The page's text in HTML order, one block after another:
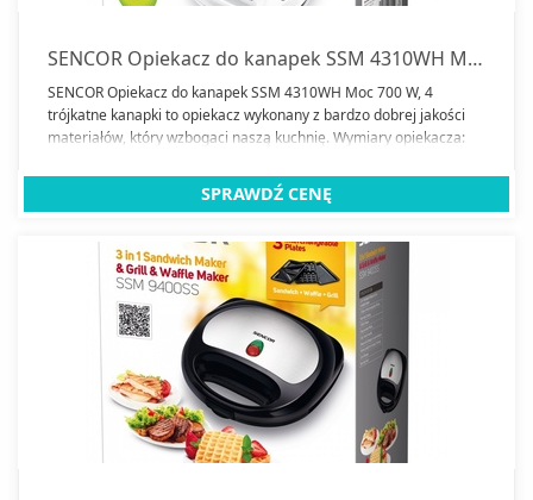
SENCOR Opiekacz do kanapek SSM 4310WH Moc 700 W, 4 trójkatne kanapki
SENCOR Opiekacz do kanapek SSM 4310WH Moc 700 W, 4
trójkatne kanapki to opiekacz wykonany z bardzo dobrej jakości
materiałów, który wzbogaci naszą kuchnię. Wymiary opiekacza:
powłoka jest tu zastosowana: Nieprzywierająca.
SPRAWDŹ CENĘ